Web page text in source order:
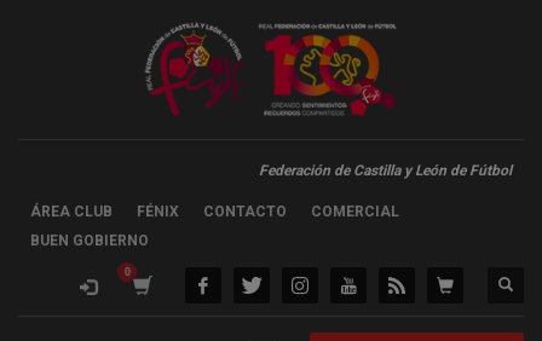
Federación de Castilla y León de Fútbol
ÁREA CLUB FÉNIX CONTACTO
COMERCIAL
BUEN GOBIERNO